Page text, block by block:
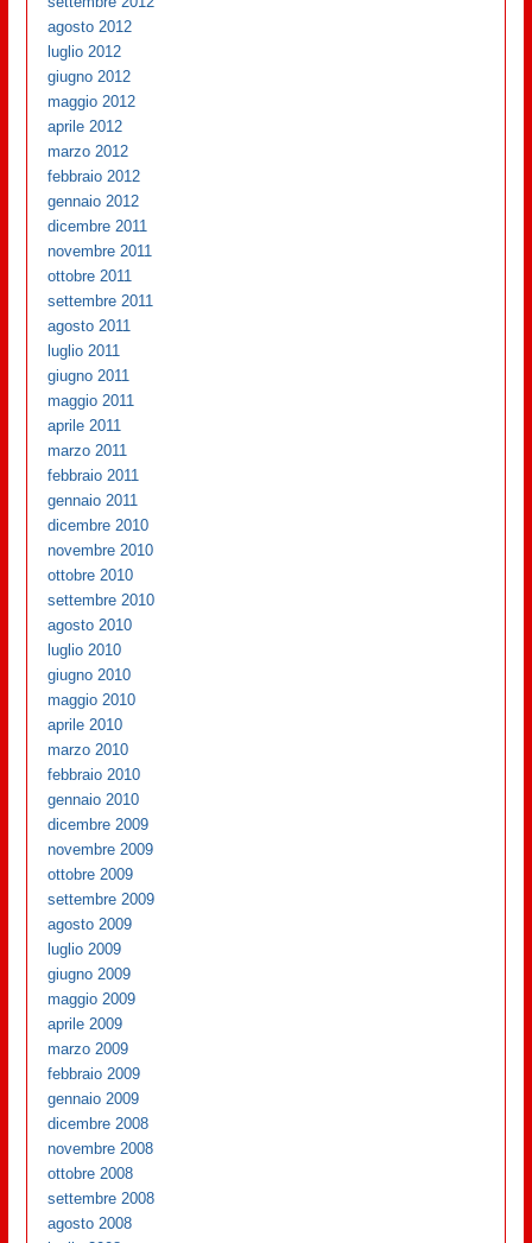
agosto 2012
luglio 2012
giugno 2012
maggio 2012
aprile 2012
marzo 2012
febbraio 2012
gennaio 2012
dicembre 2011
novembre 2011
ottobre 2011
settembre 2011
agosto 2011
luglio 2011
giugno 2011
maggio 2011
aprile 2011
marzo 2011
febbraio 2011
gennaio 2011
dicembre 2010
novembre 2010
ottobre 2010
settembre 2010
agosto 2010
luglio 2010
giugno 2010
maggio 2010
aprile 2010
marzo 2010
febbraio 2010
gennaio 2010
dicembre 2009
novembre 2009
ottobre 2009
settembre 2009
agosto 2009
luglio 2009
giugno 2009
maggio 2009
aprile 2009
marzo 2009
febbraio 2009
gennaio 2009
dicembre 2008
novembre 2008
ottobre 2008
settembre 2008
agosto 2008